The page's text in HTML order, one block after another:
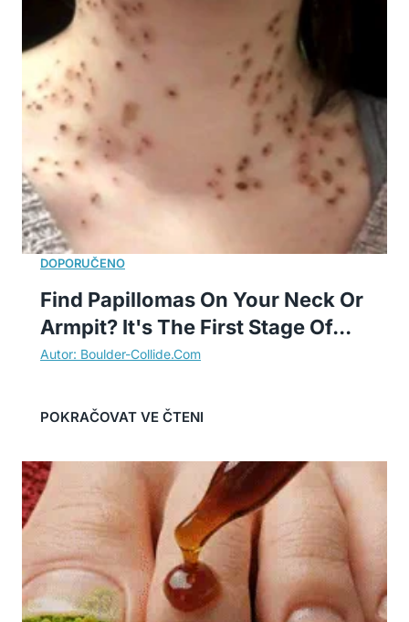
Find Papillomas On Your Neck Or
Armpit? It's The First Stage Of...